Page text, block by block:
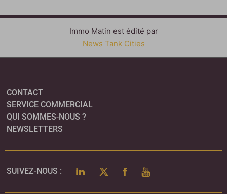
Immo Matin est édité par
News Tank Cities
CONTACT
SERVICE COMMERCIAL
QUI SOMMES-NOUS ?
NEWSLETTERS
SUIVEZ-NOUS : LINKEDINTWITTERFACEBOOK
YOUTUBE